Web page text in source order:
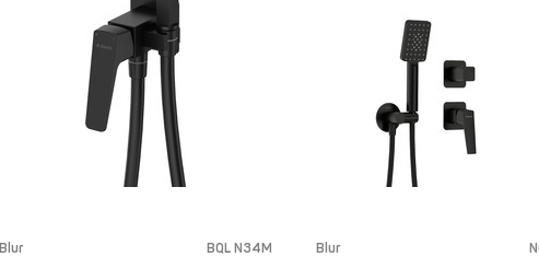
Blur BQL N34M Blur